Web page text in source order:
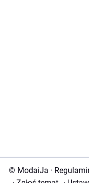
© ModaiJa ·